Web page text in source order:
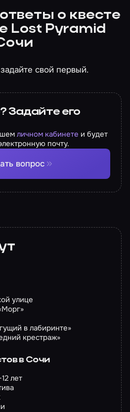
о квесте
Lost Pyramid
свой первый.
Задайте его
личном кабинете и будет
почту.
вопрос
улице
в лабиринте»
крестраж»
в Сочи
лет